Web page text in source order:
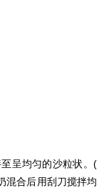
呈均匀的沙粒状。(
混合后用刮刀搅拌均